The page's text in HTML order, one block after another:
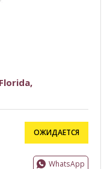
ОЖИДАЕТСЯ
WhatsApp